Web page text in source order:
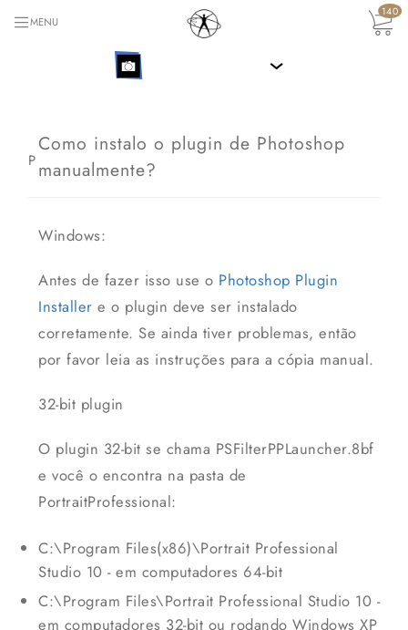
MENU
140
›
P
Como instalo o plugin de Photoshop
manualmente?
Windows:
Antes de fazer isso use o Photoshop Plugin
Installer e o plugin deve ser instalado
corretamente. Se ainda tiver problemas, então
por favor leia as instruções para a cópia manual.
32-bit plugin
O plugin 32-bit se chama PSFilterPPLauncher.8bf
e você o encontra na pasta de
PortraitProfessional:
C:\Program Files(x86)\Portrait Professional
Studio 10 - em computadores 64-bit
C:\Program Files\Portrait Professional Studio 10 -
em computadores 32-bit ou rodando Windows XP